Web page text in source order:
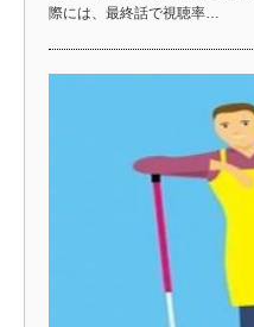
際には、最終話で視聴率…